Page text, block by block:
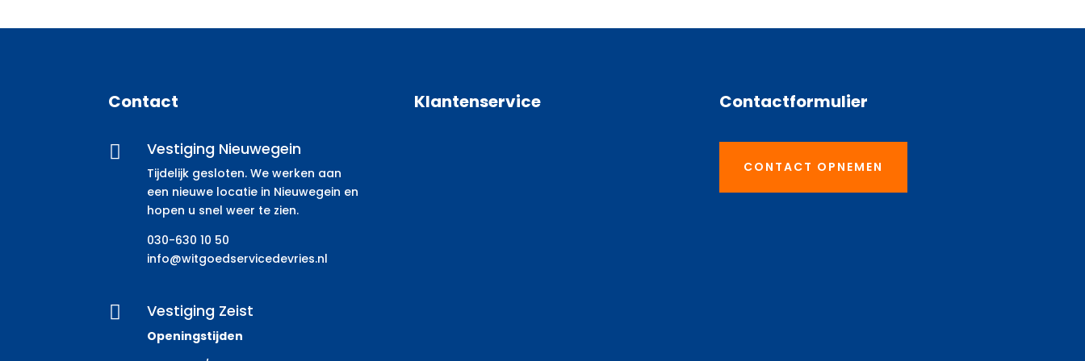
Contact
 Vestiging Nieuwegein
Tijdelijk gesloten. We werken aan
een nieuwe locatie in Nieuwegein en
hopen u snel weer te zien.
030-630 10 50
info@witgoedservicedevries.nl
 Vestiging Zeist
Openingstijden
Klantenservice Contactformulier
CONTACT OPNEMEN